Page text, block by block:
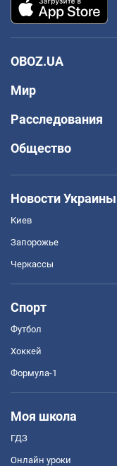
OBOZ.UA
Мир
Расследования
Общество
Новости Украины
Киев
Запорожье
Черкассы
Спорт
Футбол
Хоккей
Формула-1
Моя школа
ГДЗ
Онлайн уроки